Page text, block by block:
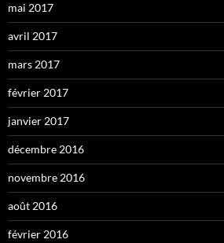
mai 2017
avril 2017
mars 2017
février 2017
janvier 2017
décembre 2016
novembre 2016
août 2016
février 2016